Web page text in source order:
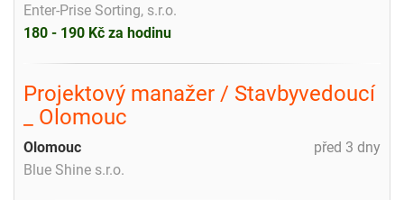
Enter-Prise Sorting, s.r.o.
180 - 190 Kč za hodinu
Projektový manažer / Stavbyvedoucí
_ Olomouc
před 3 dny
Olomouc
Blue Shine s.r.o.